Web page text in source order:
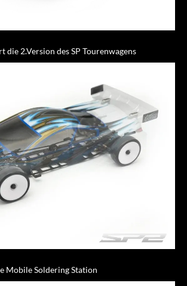
die 2.Version des SP Tourenwagens
Mobile Soldering Station